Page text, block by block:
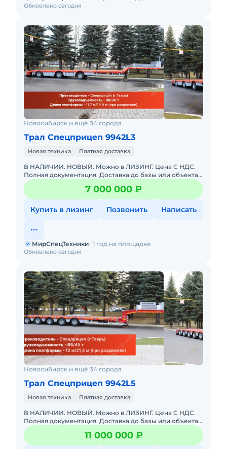
Обновлено сегодня
Новосибирск и ещё 34 города
Трал Спецприцеп 9942L3
Новая техника Платная доставка
В НАЛИЧИИ. НОВЫЙ. Можно в ЛИЗИНГ. Цена С НДС.
Полная документация. Доставка до базы или объекта.
ООО "МирСпецТехники" является мультибрендовым
официальным дилер7 000 000 ₽
Купить в лизинг Позвонить Написать
Обновлено сегодня
МирСпецТехники 1 год на площадке
Новосибирск и ещё 34 города
Трал Спецприцеп 9942L5
Новая техника Платная доставка
В НАЛИЧИИ. НОВЫЙ. Можно в ЛИЗИНГ. Цена С НДС.
Полная документация. Доставка до базы или объекта.
ООО "МирСпецТехники" является мультибрендовым
официальным дилер11 000 000 ₽